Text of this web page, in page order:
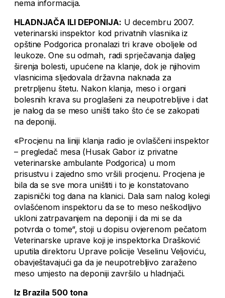
nema informacija.
HLADNJAČA ILI DEPONIJA: U decembru 2007.
veterinarski inspektor kod privatnih vlasnika iz
opštine Podgorica pronalazi tri krave oboljele od
leukoze. One su odmah, radi sprječavanja daljeg
širenja bolesti, upućene na klanje, dok je njihovim
vlasnicima sljedovala državna naknada za
pretrpljenu štetu. Nakon klanja, meso i organi
bolesnih krava su proglašeni za neupotrebljive i dat
je nalog da se meso uništi tako što će se zakopati
na deponiji.
«Procjenu na liniji klanja radio je ovlaščeni inspektor
– pregledač mesa (Husak Gabor iz privatne
veterinarske ambulante Podgorica) u mom
prisustvu i zajedno smo vršili procjenu. Procjena je
bila da se sve mora uništiti i to je konstatovano
zapisnički tog dana na klanici. Dala sam nalog kolegi
ovlašćenom inspektoru da se to meso neškodljivo
ukloni zatrpavanjem na deponiji i da mi se da
potvrda o tome“, stoji u dopisu ovjerenom pečatom
Veterinarske uprave koji je inspektorka Drašković
uputila direktoru Uprave policije Veselinu Veljoviću,
obavještavajući ga da je neupotrebljivo zaraženo
meso umjesto na deponiji završilo u hladnjači.
Iz Brazila 500 tona